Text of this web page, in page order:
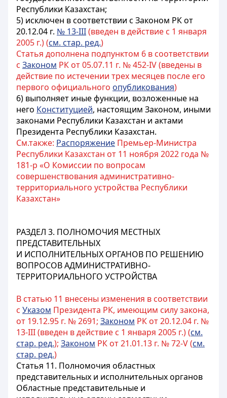
Республики Казахстан;
5) исключен в соответствии с Законом РК от
20.12.04 г. № 13-III(введен в действие c 1 января
2005 г.) (см. стар. ред.)
Статья дополнена подпунктом 6 в соответствии
с Законом РК от 05.07.11 г. № 452-IV (введены в
действие по истечении трех месяцев после его
первого официального опубликования)
6) выполняет иные функции, возложенные на
него Конституцией, настоящим Законом, иными
законами Республики Казахстан и актами
Президента Республики Казахстан.
См.также: Распоряжение Премьер-Министра
Республики Казахстан от 11 ноября 2022 года №
181-р «О Комиссии по вопросам
совершенствования административно-
территориального устройства Республики
Казахстан»
РАЗДЕЛ 3. ПОЛНОМОЧИЯ МЕСТНЫХ
ПРЕДСТАВИТЕЛЬНЫХ
И ИСПОЛНИТЕЛЬНЫХ ОРГАНОВ ПО РЕШЕНИЮ
ВОПРОСОВ АДМИНИСТРАТИВНО-
ТЕРРИТОРИАЛЬНОГО УСТРОЙСТВА
В статью 11 внесены изменения в соответствии
с Указом Президента РК, имеющим силу закона,
от 19.12.95 г. № 2691; Законом РК от 20.12.04 г. №
13-III (введен в действие c 1 января 2005 г.) (см.
стар. ред.); Законом РК от 21.01.13 г. № 72-V (см.
стар. ред.)
Статья 11. Полномочия областных
представительных и исполнительных органов
Областные представительные и